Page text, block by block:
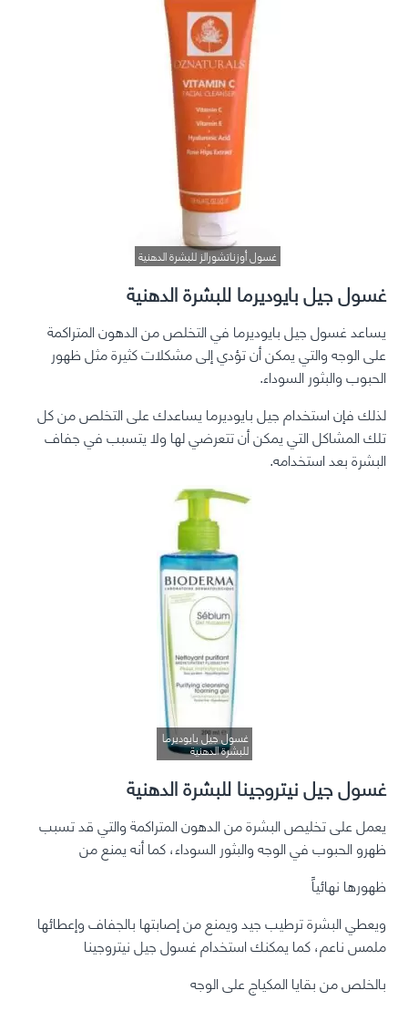
غسول أوزناتشورالز للبشرة الدهنية
غسول جيل بايوديرما للبشرة الدهنية
يساعد غسول جيل بايوديرما في التخلص من الدهون المتراكمة
على الوجه والتي يمكن أن تؤدي إلى مشكلات كثيرة مثل ظهور
الحبوب والبثور السوداء.
لذلك فإن استخدام جيل بايوديرما يساعدك على التخلص من كل
تلك المشاكل التي يمكن أن تتعرضي لها ولا يتسبب في جفاف
البشرة بعد استخدامه.
غسول جيل بايوديرما
للبشرة الدهنية
غسول جيل نيتروجينا للبشرة الدهنية
يعمل على تخليص البشرة من الدهون المتراكمة والتي قد تسبب
ظهرو الحبوب في الوجه والبثور السوداء، كما أنه يمنع من
ظهورها نهائياً
ويعطي البشرة ترطيب جيد ويمنع من إصابتها بالجفاف وإعطائها
ملمس ناعم، كما يمكنك استخدام غسول جيل نيتروجينا
بالخلص من بقايا المكياج على الوجه